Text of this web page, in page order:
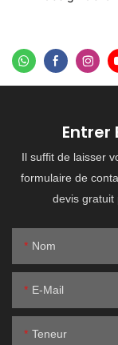
Entrer
Il suffit de laisser
formulaire de
devis gratuit
Nom
E-Mail
Teneur